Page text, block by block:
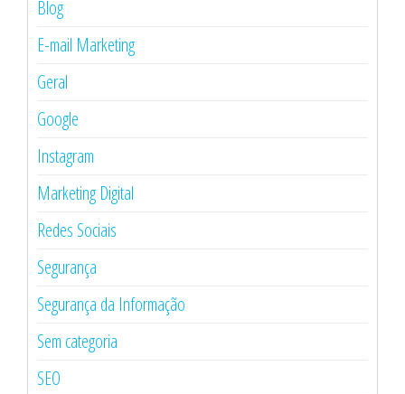
Blog
E-mail Marketing
Geral
Google
Instagram
Marketing Digital
Redes Sociais
Segurança
Segurança da Informação
Sem categoria
SEO